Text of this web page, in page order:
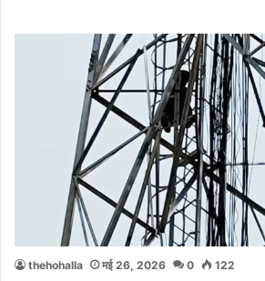
thehohalla मई 26, 2026 0 122